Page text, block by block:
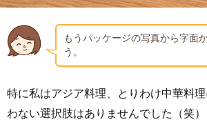
もうパッケージの写真から字面
う。
特に私はアジア料理、とりわけ中華料
わない選択肢はありませんでした（笑）